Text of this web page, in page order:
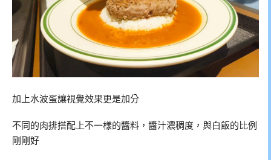
加上水波蛋讓視覺效果更是加分
不同的肉排搭配上不一樣的醬料，醬汁濃稠度，與白飯的比例
剛剛好